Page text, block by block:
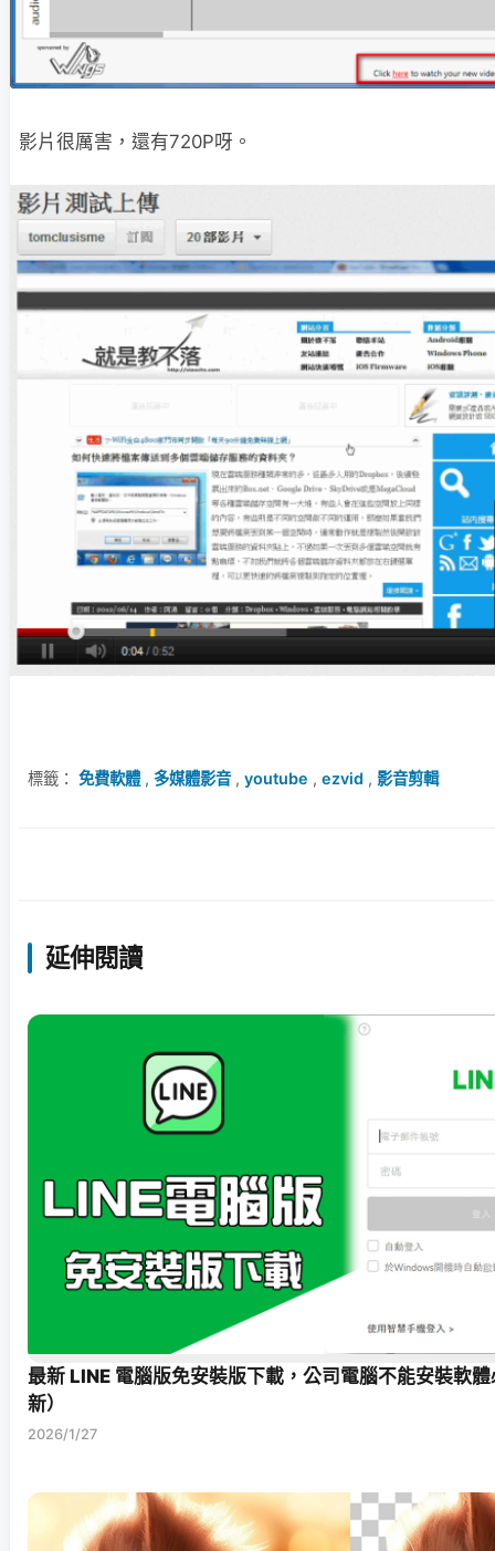
影片很厲害，還有720P呀。
標籤： 免費軟體, 多媒體影音, youtube , ezvid , 影音剪輯
延伸閱讀
最新 LINE 電腦版免安裝版下載，公司電腦不能安裝軟
新）
2026/1/27